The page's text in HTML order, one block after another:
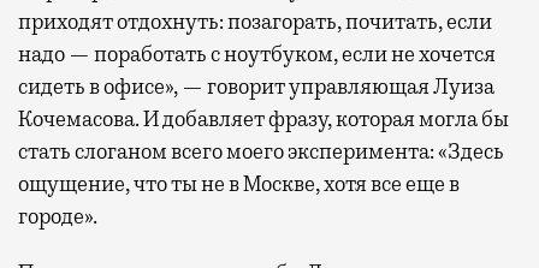
приходят отдохнуть: позагорать, почитать, если
надо — поработать с ноутбуком, если не хочется
сидеть в офисе», — говорит управляющая Луиза
Кочемасова. И добавляет фразу, которая могла бы
стать слоганом всего моего эксперимента: «Здесь
ощущение, что ты не в Москве, хотя все еще в
городе».